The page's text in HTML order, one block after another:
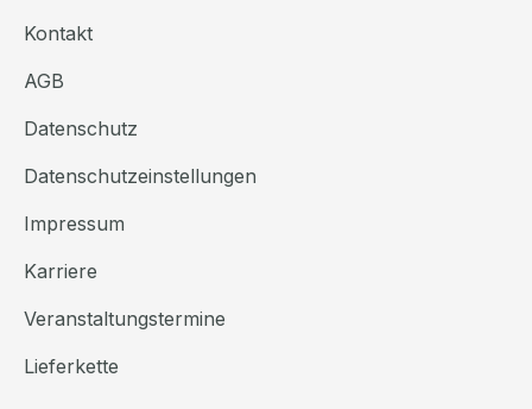
Kontakt
AGB
Datenschutz
Datenschutzeinstellungen
Impressum
Karriere
Veranstaltungstermine
Lieferkette